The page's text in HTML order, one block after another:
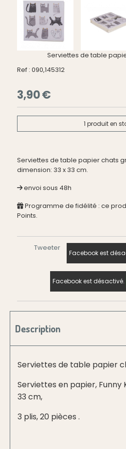
Serviettes de table
Ref : 090,145312
3,90€
1 produit en
Serviettes de table papier chats
dimension: 33 x 33 cm.
envoi sous 48h
Programme de fidélité : ce
Points.
Tweeter
Facebook est
Facebook est désactivé.
Description
Serviettes de table papier
Serviettes en papier, Funny
33 cm,
3 plis, 20 pièces .